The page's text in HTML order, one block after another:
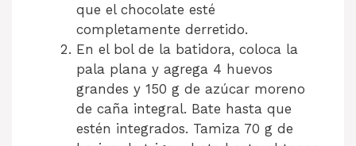
que el chocolate esté
completamente derretido.
En el bol de la batidora, coloca la
pala plana y agrega 4 huevos
grandes y 150 g de azúcar moreno
de caña integral. Bate hasta que
estén integrados. Tamiza 70 g de